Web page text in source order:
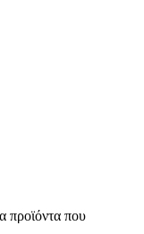
προϊόντα που